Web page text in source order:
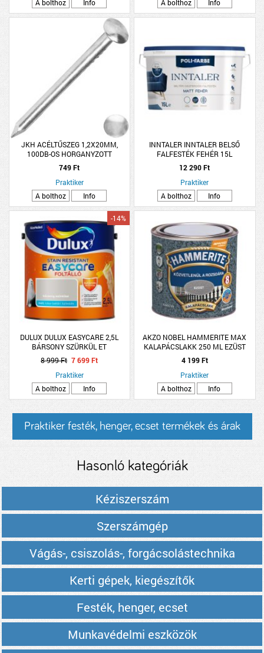
A bolthoz Info A bolthoz Info
JKH ACÉLTŰSZEG 1,2X20MM,
100DB-OS HORGANYZOTT
749 Ft
Praktiker
A bolthoz
Info
INNTALER INNTALER BELSŐ
FALFESTÉK FEHÉR 15L
DISZPERZIÓS FALFESTÉK R:264399
12 290 Ft
Praktiker
A bolthoz
Info
DULUX DULUX EASYCARE 2,5L
BÁRSONY SZÜRKÜL ET
DISZPERZIÓS FALFESTÉK
-14%
8 999 Ft 7 699 Ft
Praktiker
A bolthoz
Info
AKZO NOBEL HAMMERITE MAX
KALAPÁCSLAKK 250 ML EZÜST
HHAMAX025SO
4 199 Ft
Praktiker
A bolthoz
Info
Praktiker festék, henger, ecset termékek és árak
Hasonló kategóriák
Kéziszerszám
Szerszámgép
Vágás-, csiszolás-, forgácsolástechnika
Kerti gépek, kiegészítők
Festék, henger, ecset
Munkavédelmi eszközök